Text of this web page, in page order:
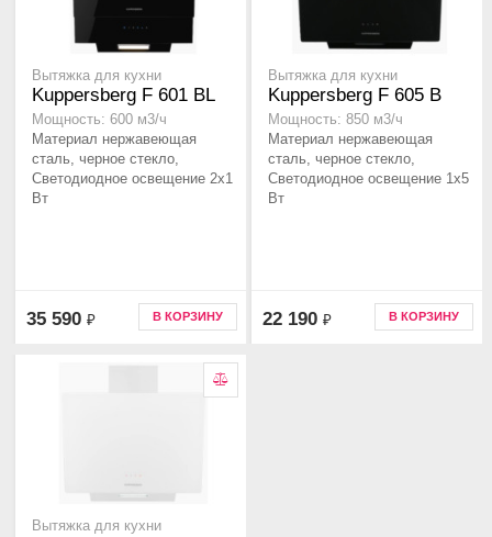
Вытяжка для кухни
Kuppersberg F 601 BL
Мощность: 600 м3/ч
Материал нержавеющая
сталь, черное стекло,
Светодиодное освещение 2x1
Вт
35 590 ₽ В КОРЗИНУ
Вытяжка для кухни
Kuppersberg F 605 B
Мощность: 850 м3/ч
Материал нержавеющая
сталь, черное стекло,
Светодиодное освещение 1x5
Вт
22 190 ₽ В КОРЗИНУ
Вытяжка для кухни